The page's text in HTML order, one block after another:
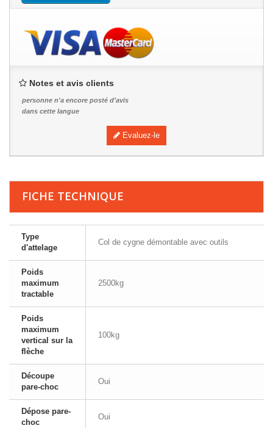
Notes et avis clients
personne n'a encore posté d'avis
dans cette langue
Evaluez-le
FICHE TECHNIQUE
Type
d'attelage
Col de cygne démontable avec outils
Poids
maximum
tractable
2500kg
Poids
maximum
vertical sur la
flèche
100kg
Découpe
pare-choc
Oui
Dépose pare-
choc
Oui